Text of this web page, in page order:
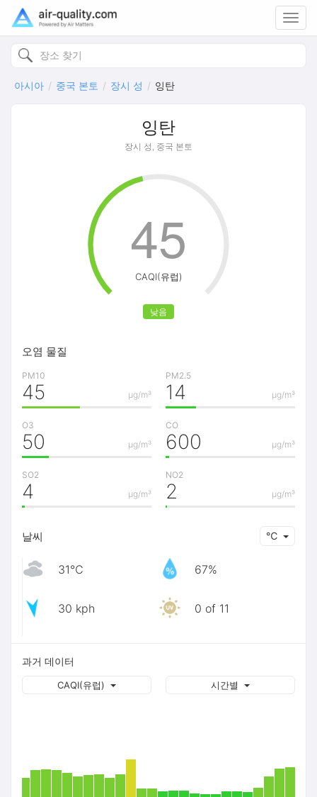
아시아 중국 본토 장시 성 잉탄
잉탄
장시 성, 중국 본토
CAQI(유럽)
낮음
45
오염 물질
PM10
μg/m³
45
PM2.5
μg/m³
14
O3
μg/m³
50
CO
μg/m³
600
SO2
μg/m³
4
NO2
μg/m³
2
날씨 ℃
31℃ 67%
30 kph 0 of 11
과거 데이터
시간별
CAQI(유럽)